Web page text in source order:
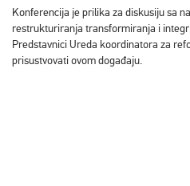
Konferencija je prilika za diskusiju sa
restrukturiranja transformiranja i
Predstavnici Ureda koordinatora za
prisustvovati ovom događaju.